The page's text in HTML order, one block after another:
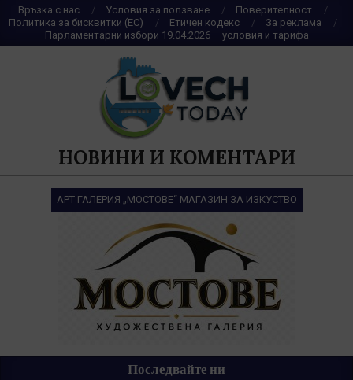
Skip
to
content
Връзка с нас Условия за ползване
Поверителност
Политика за бисквитки (ЕС)
Етичен кодекс
За реклама
Парламентарни избори 19.04.2026 – условия и тарифа
НОВИНИ И КОМЕНТАРИ
АРТ ГАЛЕРИЯ „МОСТОВЕ“ МАГАЗИН ЗА ИЗКУСТВО
Последвайте ни